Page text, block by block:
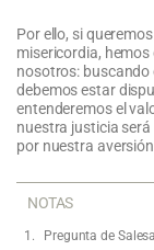
Por ello, si
misericordia,
nosotros: buscando
debemos estar
entenderemos el
nuestra justicia
por nuestra
NOTAS
Pregunta de